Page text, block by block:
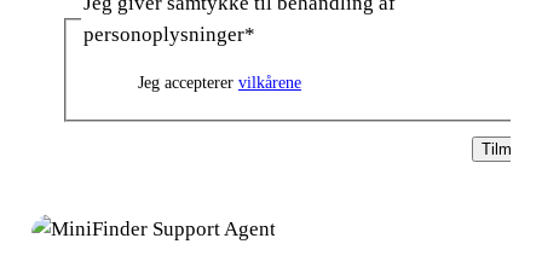
personoplysninger*
Jeg accepterer vilkårene
Tilmeld